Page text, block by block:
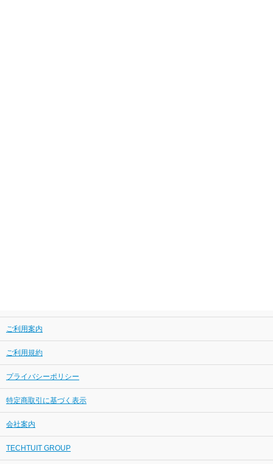
ご利用案内
ご利用規約
プライバシーポリシー
特定商取引に基づく表示
会社案内
TECHTUIT GROUP